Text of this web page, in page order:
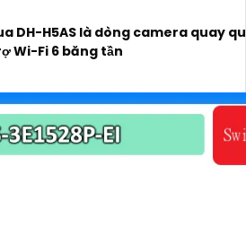
DH-H5AS là dòng camera quay
Wi-Fi 6 băng tần